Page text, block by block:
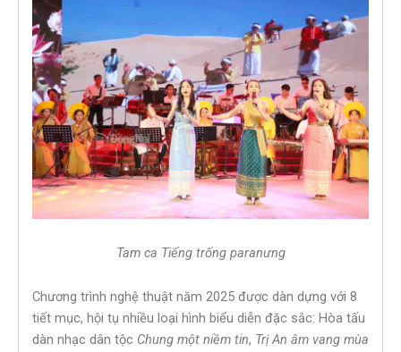
Tam ca Tiếng trống paranưng
Chương trình nghệ thuật năm 2025 được dàn dựng với 8
tiết mục, hội tụ nhiều loại hình biểu diễn đặc sắc: Hòa tấu
dàn nhạc dân tộc Chung một niềm tin, Trị An âm vang mùa